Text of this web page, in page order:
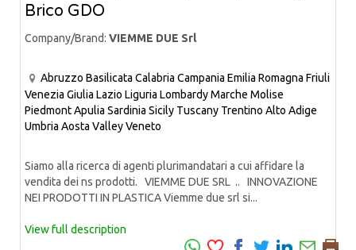
Brico GDO
Company/Brand: VIEMME DUE Srl
Abruzzo Basilicata Calabria Campania Emilia Romagna Friuli
Venezia Giulia Lazio Liguria LombardyMarche Molise
PiedmontApulia Sardinia Sicily Tuscany Trentino Alto Adige
Umbria Aosta ValleyVeneto
Siamo alla ricerca di agenti plurimandatari a cui affidare la
vendita dei ns prodotti. VIEMME DUE SRL .. INNOVAZIONE
NEI PRODOTTI IN PLASTICA Viemme due srl si...
View full description